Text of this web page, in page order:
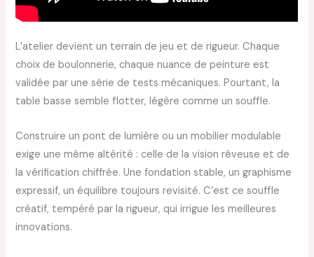
L’atelier devient un terrain de jeu et de rigueur. Chaque
choix de boulonnerie, chaque nuance de peinture est
validée par une série de tests mécaniques. Pourtant, la
table basse semble flotter, légère comme un souffle.
Construire un pont de lumière ou un mobilier modulable
exige une même altérité : celle de la vision rêveuse et de
la vérification chiffrée. Une fondation stable, un graphisme
expressif, un équilibre toujours revisité. C’est ce souffle
créatif, tempéré par la rigueur, qui irrigue les meilleures
innovations.